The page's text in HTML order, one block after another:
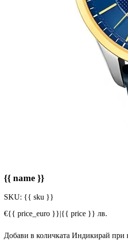
{{ name }}
SKU: {{ sku }}
€{{ price_euro }}|{{ price }} лв.
Добави в количката Индикирай при